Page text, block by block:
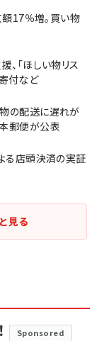
額17％増。買い物
「ほしい物リス
付など
の配送に遅れが
郵便が公表
る店頭決済の実証
見る
Sponsored